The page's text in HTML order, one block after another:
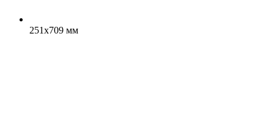
251x709 мм